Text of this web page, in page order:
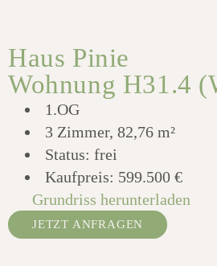
Haus Pinie
Wohnung H31.4
1.OG
3 Zimmer, 82,76 m²
Status: frei
Kaufpreis: 599.500 €
Grundriss herunterladen
JETZT ANFRAGEN